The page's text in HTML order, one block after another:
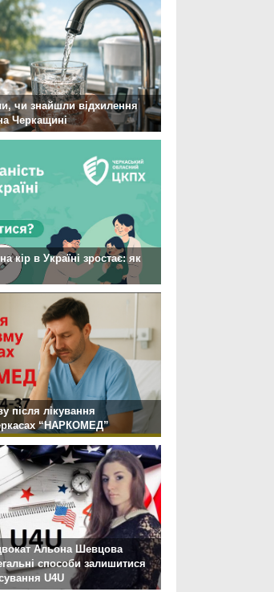
чи знайшли відхилення
Черкащині
кір в Україні зростає: як
після лікування
“НАРКОМЕД”
Альона Шевцова
способи залишитися
U4U